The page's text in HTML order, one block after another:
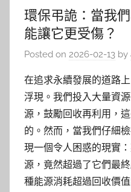
環保弔詭：當我
能讓它更受傷？
Posted on 2026-02-13 by
在追求永續發展的道路
浮現。我們投入大量資
源，鼓勵回收再利用，
的。然而，當我們仔細
現一個令人困惑的現實
源，竟然超過了它們最
種能源消耗超過回收價